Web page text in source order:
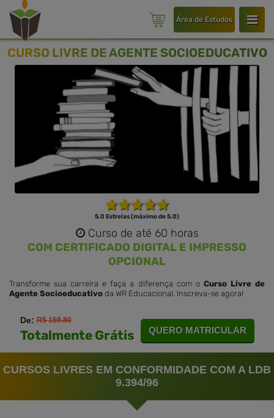
Área de Estudos
CURSO LIVRE DE AGENTE SOCIOEDUCATIVO
5.0 Estrelas (máximo de 5.0)
Curso de até 60 horas
COM CERTIFICADO DIGITAL E IMPRESSO
OPCIONAL
Transforme sua carreira e faça a diferença com o Curso Livre de
Agente Socioeducativo da WR Educacional. Inscreva-se agora!
De:R$ 159.80
Totalmente Grátis QUERO MATRICULAR
CURSOS LIVRES EM CONFORMIDADE COM A LDB
9.394/96